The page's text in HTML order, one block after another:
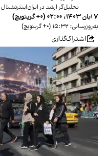
تحلیل‌گر ارشد در ایران‌اینترنشنال
۷ آبان ۱۴۰۳، ۰۲:۰۰ (‎+۰ گرینویچ)
به‌روزرسانی: ۱۵:۳۲ (‎+۰ گرینویچ)
اشتراک‌گذاری